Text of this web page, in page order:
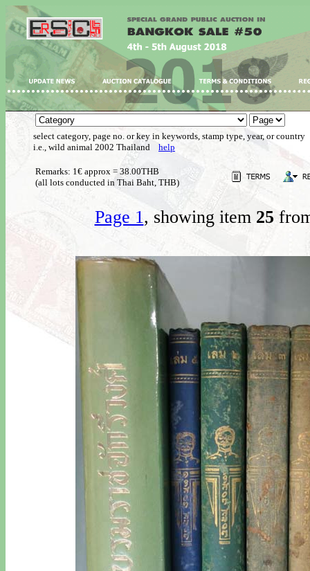
select category, page no. or key in keywords, stamp type, year, or country
i.e., wild animal 2002 Thailand help
Remarks: 1€ approx = 38.00THB
(all lots conducted in Thai Baht, THB)
Page 1, showing item 25